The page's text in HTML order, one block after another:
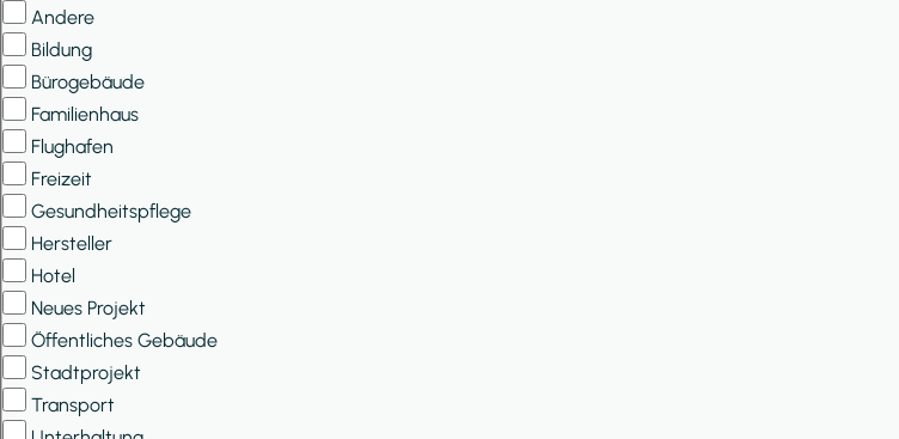
Andere
Bildung
Bürogebäude
Familienhaus
Flughafen
Freizeit
Gesundheitspflege
Hersteller
Hotel
Neues Projekt
Öffentliches Gebäude
Stadtprojekt
Transport